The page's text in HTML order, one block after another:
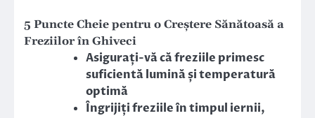
5 Puncte Cheie pentru o Creștere Sănătoasă a
Freziilor în Ghiveci
Asigurați-vă că freziile primesc
suficientă lumină și temperatură
optimă
Îngrijiți freziile în timpul iernii,